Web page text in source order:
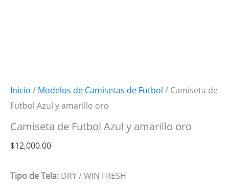
Inicio / Modelos de Camisetas de Futbol / Camiseta de
Futbol Azul y amarillo oro
Camiseta de Futbol Azul y amarillo oro
$12,000.00
Tipo de Tela: DRY / WIN FRESH